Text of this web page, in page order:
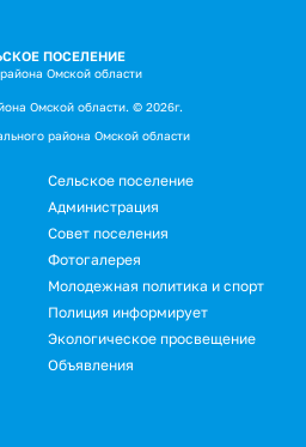
ПОСЕЛЕНИЕ
Омской области
Омской области. © 2026г.
района Омской области
Сельское поселение
Администрация
Совет поселения
Фотогалерея
Молодежная политика и спорт
Полиция информирует
Экологическое просвещение
Объявления